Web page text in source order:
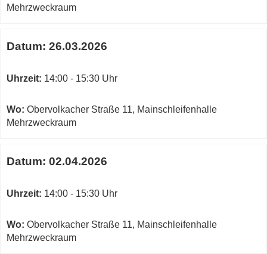
Mehrzweckraum
Datum: 26.03.2026
Uhrzeit: 14:00 - 15:30 Uhr
Wo: Obervolkacher Straße 11, Mainschleifenhalle
Mehrzweckraum
Datum: 02.04.2026
Uhrzeit: 14:00 - 15:30 Uhr
Wo: Obervolkacher Straße 11, Mainschleifenhalle
Mehrzweckraum